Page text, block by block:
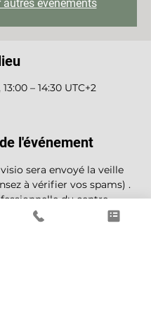
autres événements
– 14:30 UTC+2
l'événement
sera envoyé la veille
à vérifier vos spams) .
du centre
1h30 avec vous ,